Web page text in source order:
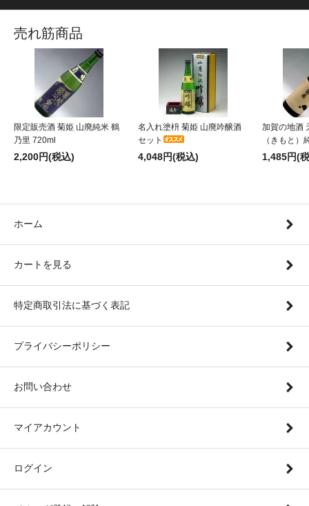
売れ筋商品
限定販売酒 菊姫 山廃純米 鶴
乃里 720ml
2,200円(税込)
名入れ塗枡 菊姫 山廃吟醸酒
セット
4,048円(税込)
加賀の地酒
（きもと）
1,485円(
ホーム
カートを見る
特定商取引法に基づく表記
プライバシーポリシー
お問い合わせ
マイアカウント
ログイン